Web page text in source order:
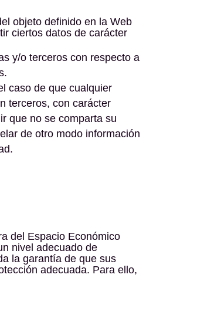
objeto definido en la Web
ciertos datos de carácter
y/o terceros con respecto a
caso de que cualquier
terceros, con carácter
que no se comparta su
de otro modo información
del Espacio Económico
nivel adecuado de
la garantía de que sus
adecuada. Para ello,